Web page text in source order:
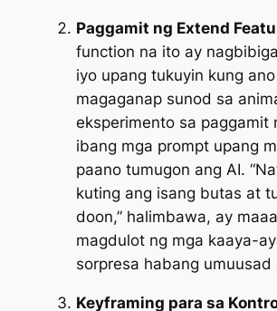
Paggamit ng Extend
function na ito ay
iyo upang tukuyin kung
magaganap sunod sa
eksperimento sa paggamit
ibang mga prompt upang
paano tumugon ang AI.
kuting ang isang butas at
doon,” halimbawa, ay
magdulot ng mga kaaya-
sorpresa habang umuusad
Keyframing para sa